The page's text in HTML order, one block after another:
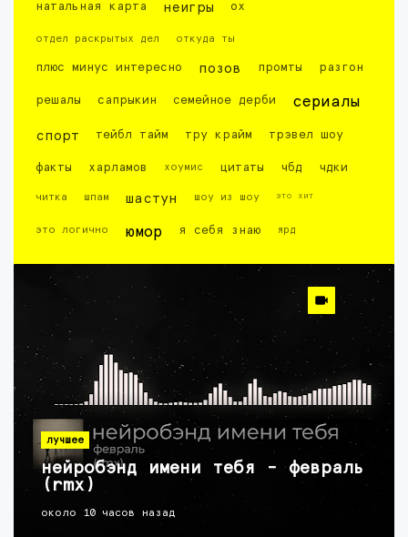
натальная карта неигры ох
отдел раскрытых дел откуда ты
плюс минус интересно позов промты разгон
решалы сапрыкин семейное дерби сериалы
спорт тейбл тайм тру крайм трэвел шоу
факты харламов хоумис цитаты чбд чдки
читка шпам шастун шоу из шоу это хит
это логично юмор я себя знаю ярд
лучшее
нейробэнд имени тебя - февраль
(rmx)
около 10 часов назад